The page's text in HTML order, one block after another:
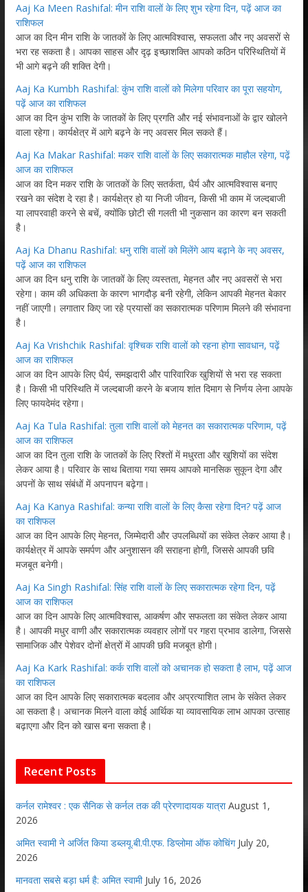
Aaj Ka Meen Rashifal: मीन राशि वालों के लिए शुभ रहेगा दिन, पढ़ें आज का
राशिफल
आज का दिन मीन राशि के जातकों के लिए आत्मविश्वास, सफलता और नए अवसरों से
भरा रह सकता है। आपका साहस और दृढ़ इच्छाशक्ति आपको कठिन परिस्थितियों में
भी आगे बढ़ने की शक्ति देगी।
Aaj Ka Kumbh Rashifal: कुंभ राशि वालों को मिलेगा परिवार का पूरा सहयोग,
पढ़ें आज का राशिफल
आज का दिन कुंभ राशि के जातकों के लिए प्रगति और नई संभावनाओं के द्वार खोलने
वाला रहेगा। कार्यक्षेत्र में आगे बढ़ने के नए अवसर मिल सकते हैं।
Aaj Ka Makar Rashifal: मकर राशि वालों के लिए सकारात्मक माहौल रहेगा, पढ़ें
आज का राशिफल
आज का दिन मकर राशि के जातकों के लिए सतर्कता, धैर्य और आत्मविश्वास बनाए
रखने का संदेश दे रहा है। कार्यक्षेत्र हो या निजी जीवन, किसी भी काम में जल्दबाजी
या लापरवाही करने से बचें, क्योंकि छोटी सी गलती भी नुकसान का कारण बन सकती
है।
Aaj Ka Dhanu Rashifal: धनु राशि वालों को मिलेंगे आय बढ़ाने के नए अवसर,
पढ़ें आज का राशिफल
आज का दिन धनु राशि के जातकों के लिए व्यस्तता, मेहनत और नए अवसरों से भरा
रहेगा। काम की अधिकता के कारण भागदौड़ बनी रहेगी, लेकिन आपकी मेहनत बेकार
नहीं जाएगी। लगातार किए जा रहे प्रयासों का सकारात्मक परिणाम मिलने की संभावना
है।
Aaj Ka Vrishchik Rashifal: वृश्चिक राशि वालों को रहना होगा सावधान, पढ़ें
आज का राशिफल
आज का दिन आपके लिए धैर्य, समझदारी और पारिवारिक खुशियों से भरा रह सकता
है। किसी भी परिस्थिति में जल्दबाजी करने के बजाय शांत दिमाग से निर्णय लेना आपके
लिए फायदेमंद रहेगा।
Aaj Ka Tula Rashifal: तुला राशि वालों को मेहनत का सकारात्मक परिणाम, पढ़ें
आज का राशिफल
आज का दिन तुला राशि के जातकों के लिए रिश्तों में मधुरता और खुशियों का संदेश
लेकर आया है। परिवार के साथ बिताया गया समय आपको मानसिक सुकून देगा और
अपनों के साथ संबंधों में अपनापन बढ़ेगा।
Aaj Ka Kanya Rashifal: कन्या राशि वालों के लिए कैसा रहेगा दिन? पढ़ें आज
का राशिफल
आज का दिन आपके लिए मेहनत, जिम्मेदारी और उपलब्धियों का संकेत लेकर आया है।
कार्यक्षेत्र में आपके समर्पण और अनुशासन की सराहना होगी, जिससे आपकी छवि
मजबूत बनेगी।
Aaj Ka Singh Rashifal: सिंह राशि वालों के लिए सकारात्मक रहेगा दिन, पढ़ें
आज का राशिफल
आज का दिन आपके लिए आत्मविश्वास, आकर्षण और सफलता का संकेत लेकर आया
है। आपकी मधुर वाणी और सकारात्मक व्यवहार लोगों पर गहरा प्रभाव डालेगा, जिससे
सामाजिक और पेशेवर दोनों क्षेत्रों में आपकी छवि मजबूत होगी।
Aaj Ka Kark Rashifal: कर्क राशि वालों को अचानक हो सकता है लाभ, पढ़ें आज
का राशिफल
आज का दिन आपके लिए सकारात्मक बदलाव और अप्रत्याशित लाभ के संकेत लेकर
आ सकता है। अचानक मिलने वाला कोई आर्थिक या व्यावसायिक लाभ आपका उत्साह
बढ़ाएगा और दिन को खास बना सकता है।
Recent Posts
कर्नल रामेश्वर : एक सैनिक से कर्नल तक की प्रेरणादायक यात्रा August 1,
2026
अमित स्वामी ने अर्जित किया डब्लयू.बी.पी.एफ. डिप्लोमा ऑफ कोचिंग July 20,
2026
मानवता सबसे बड़ा धर्म है: अमित स्वामी July 16, 2026